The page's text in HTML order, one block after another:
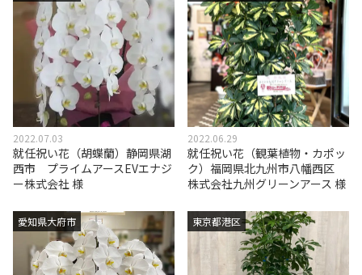
2022.07.03
就任祝い花（胡蝶蘭）静岡県湖
西市 プライムアースEVエナジ
ー株式会社 様
2022.06.29
就任祝い花（観葉植物・カポッ
ク）福岡県北九州市八幡西区
株式会社九州グリーンアース 様
愛知県大府市 東京都港区